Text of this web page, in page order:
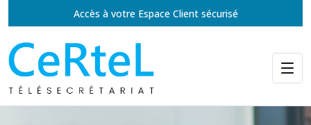
Accès à votre Espace Client sécurisé